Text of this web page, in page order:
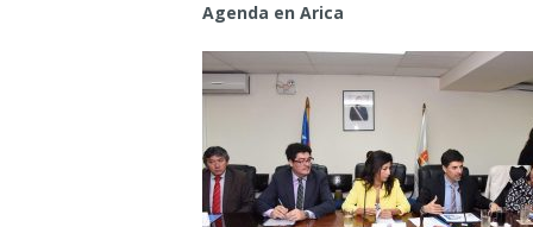
Agenda en Arica